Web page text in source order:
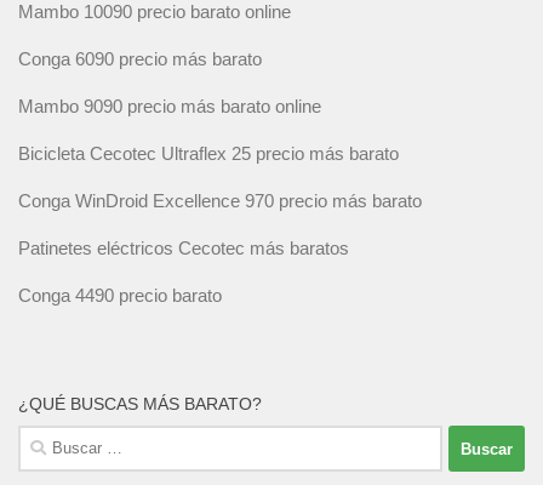
Mambo 10090 precio barato online
Conga 6090 precio más barato
Mambo 9090 precio más barato online
Bicicleta Cecotec Ultraflex 25 precio más barato
Conga WinDroid Excellence 970 precio más barato
Patinetes eléctricos Cecotec más baratos
Conga 4490 precio barato
¿QUÉ BUSCAS MÁS BARATO?
Buscar: